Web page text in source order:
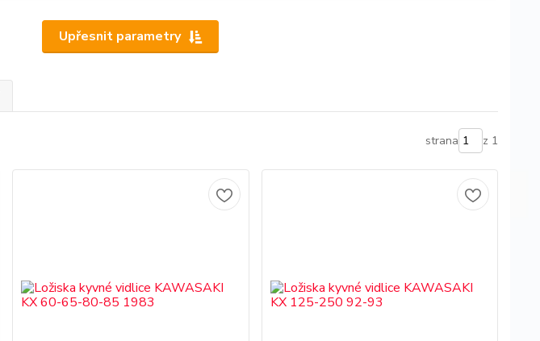
Upřesnit parametry
strana z 1